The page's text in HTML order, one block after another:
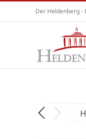
Inhalt
Der Heldenberg -